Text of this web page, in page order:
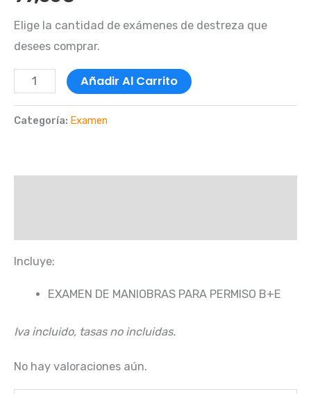
Elige la cantidad de exámenes de destreza que
desees comprar.
cantidad
Añadir Al Carrito
Categoría: Examen
Incluye:
EXAMEN DE MANIOBRAS PARA PERMISO B+E
Iva incluido, tasas no incluidas.
No hay valoraciones aún.